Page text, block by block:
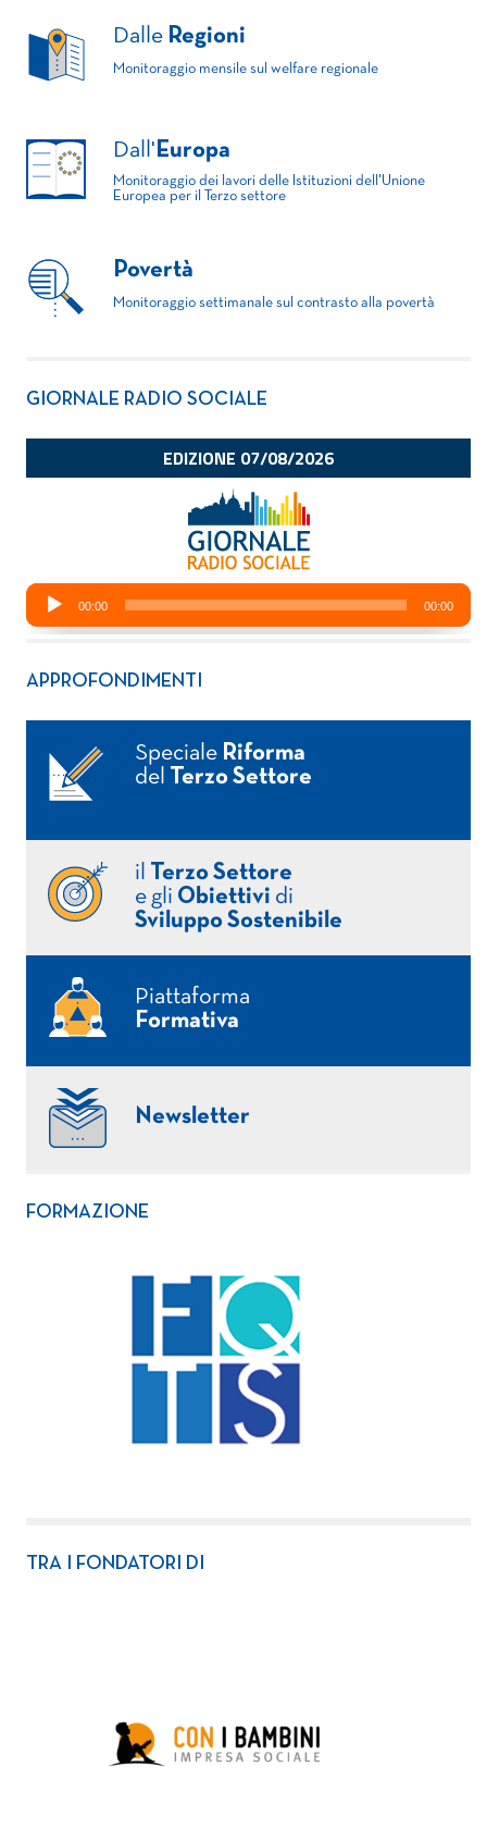
Dalle Regioni
Monitoraggio mensile sul welfare regionale
Dall' Europa
Monitoraggio dei lavori delle Istituzioni dell'Unione
Europea per il Terzo settore
Povertà
Monitoraggio settimanale sul contrasto alla povertà
GIORNALE RADIO SOCIALE
APPROFONDIMENTI
Speciale Riforma
del
Terzo Settore
il
Terzo Settore
e gli Obiettivi di
Sviluppo Sostenibile
Piattaforma
Formativa
Newsletter
FORMAZIONE
TRA I FONDATORI DI